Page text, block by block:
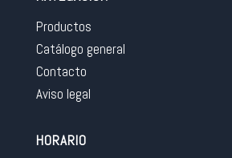
Productos
Catálogo general
Contacto
Aviso legal
HORARIO